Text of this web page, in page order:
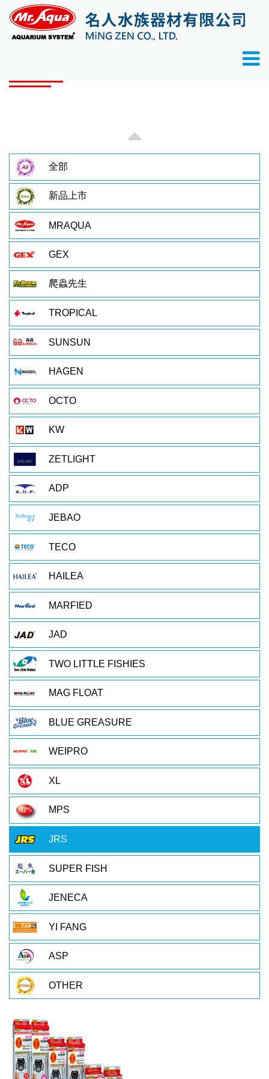
產品目錄
全部
新品上市
MRAQUA
GEX
爬蟲先生
TROPICAL
SUNSUN
HAGEN
OCTO
KW
ZETLIGHT
ADP
JEBAO
TECO
HAILEA
MARFIED
JAD
TWO LITTLE FISHIES
MAG FLOAT
BLUE GREASURE
WEIPRO
XL
MPS
JRS
SUPER FISH
JENECA
YI FANG
ASP
OTHER